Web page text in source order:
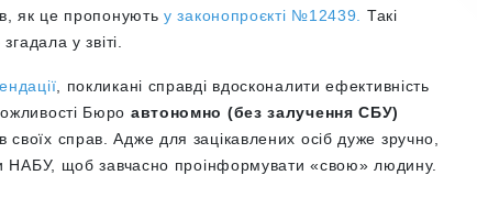
як це пропонуютьу законопроєкті №12439.
Такі
у звіті.
, покликані справді вдосконалити ефективність
Бюро автономно (без залучення СБУ)
своїх справ. Адже для зацікавлених осіб дуже зручно,
НАБУ, щоб завчасно проінформувати «свою» людину.